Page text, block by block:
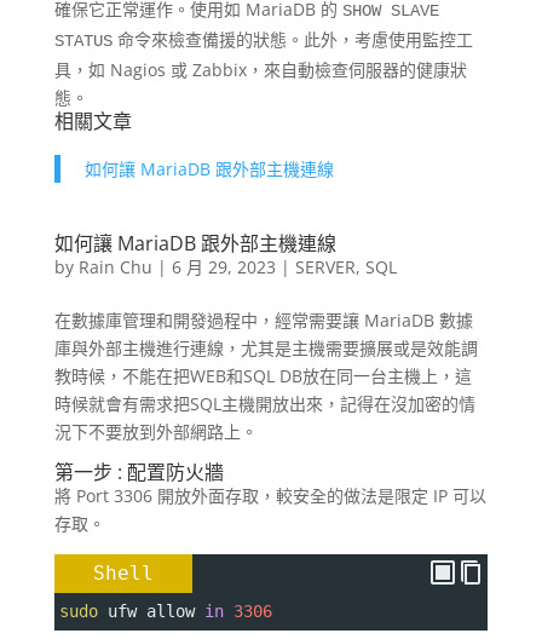
確保它正常運作。使用如 MariaDB 的 SHOW SLAVE
STATUS命令來檢查備援的狀態。此外，考慮使用監控工
具，如 Nagios 或 Zabbix，來自動檢查伺服器的健康狀
態。
相關文章
如何讓 MariaDB 跟外部主機連線
如何讓 MariaDB 跟外部主機連線
by Rain Chu | 6 月 29, 2023 | SERVER, SQL
在數據庫管理和開發過程中，經常需要讓 MariaDB 數據
庫與外部主機進行連線，尤其是主機需要擴展或是效能調
教時候，不能在把WEB和SQL DB放在同一台主機上，這
時候就會有需求把SQL主機開放出來，記得在沒加密的情
況下不要放到外部網路上。
第一步 : 配置防火牆
將 Port 3306 開放外面存取，較安全的做法是限定 IP 可以
存取。
Shell
sudo ufw allow in 3306